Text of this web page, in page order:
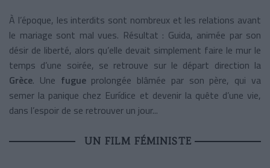
À l’époque, les interdits sont nombreux et les relations avant
le mariage sont mal vues. Résultat : Guida, animée par son
désir de liberté, alors qu’elle devait simplement faire le mur le
temps d’une soirée, se retrouve sur le départ direction la
Grèce. Une fugueprolongée blâmée par son père, qui va
semer la panique chez Eurídice et devenir la quête d’une vie,
dans l’espoir de se retrouver un jour...
UN FILM FÉMINISTE